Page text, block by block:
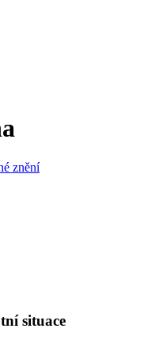
znění
situace